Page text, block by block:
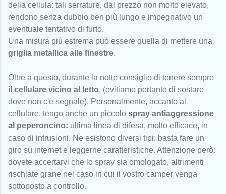
della cellula: tali serrature, dal prezzo non molto elevato,
rendono senza dubbio ben più lungo e impegnativo un
eventuale tentativo di furto.
Una misura più estrema può essere quella di mettere una
griglia metallica alle finestre.
Oltre a questo, durante la notte consiglio di tenere sempre
il cellulare vicino al letto, (evitiamo pertanto di sostare
dove non c'è segnale). Personalmente, accanto al
cellulare, tengo anche un piccolo spray antiaggressione
al peperoncino: ultima linea di difesa, molto efficace, in
caso di intrusioni. Ne esistono diversi tipi: basta fare un
giro su internet e leggerne caratteristiche. Attenzione però:
dovete accertarvi che lo spray sia omologato, altrimenti
rischiate grane nel caso in cui il vostro camper venga
sottoposto a controllo.